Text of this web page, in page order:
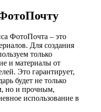
ФотоПочта – это
Для создания
только
и материалы от
Это гарантирует,
будет не только
но и прочным,
использование в